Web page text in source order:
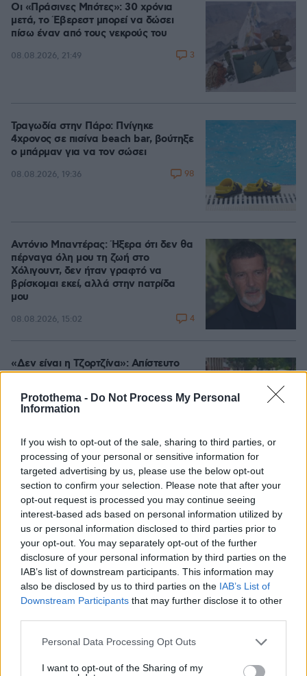
Protothema - Do Not Process My Personal
Information
If you wish to opt-out of the sale, sharing to third parties, or
processing of your personal or sensitive information for
targeted advertising by us, please use the below opt-out
section to confirm your selection. Please note that after your
opt-out request is processed you may continue seeing
interest-based ads based on personal information utilized by
us or personal information disclosed to third parties prior to
your opt-out. You may separately opt-out of the further
disclosure of your personal information by third parties on the
IAB’s list of downstream participants. This information may
also be disclosed by us to third parties on the IAB’s List of
Downstream Participants that may further disclose it to other
Please note that this website/app uses one or more Google
not limited to your visit or usage behaviour. You may click to
Personal Data Processing Opt Outs
I want to opt-out of the Sharing of my
Οι «Πράσινες Μπότες»: 30 χρόνια
μετά, το Έβερεστ μπορεί να δώσει
πίσω έναν από τους νεκρούς του
08.08.2026, 21:49 3
Τραγωδία στην Πάρο: Πνίγηκε
4χρονος σε πισίνα beach bar, βούτηξε
ο μπάρμαν για να τον σώσει
08.08.2026, 19:36 98
Αντόνιο Μπαντέρας: Ήξερα ότι δεν θα
πέρναγα όλη μου τη ζωή στο
Χόλιγουντ, δεν ήταν γραφτό να
βρίσκομαι εκεί, αλλά στην πατρίδα
μου
08.08.2026, 15:02 4
«Δεν είναι η Τζορτζίνα»: Απίστευτο
σκηνικό στη Μαδέιρα, χιλιάδες έξω
από εκκλησία περίμεναν τον γάμο του
Ρονάλντο και είδαν άλλο ζευγάρι, η
αντίδραση του Πορτογάλου σταρ
08.08.2026, 21:05
Συνετρίβη πυροσβεστικό ελικόπτερο
ενώ επιχειρούσε σε μεγάλη δασική
πυρκαγιά στη Γιούτα
08.08.2026, 09:34 1
Games